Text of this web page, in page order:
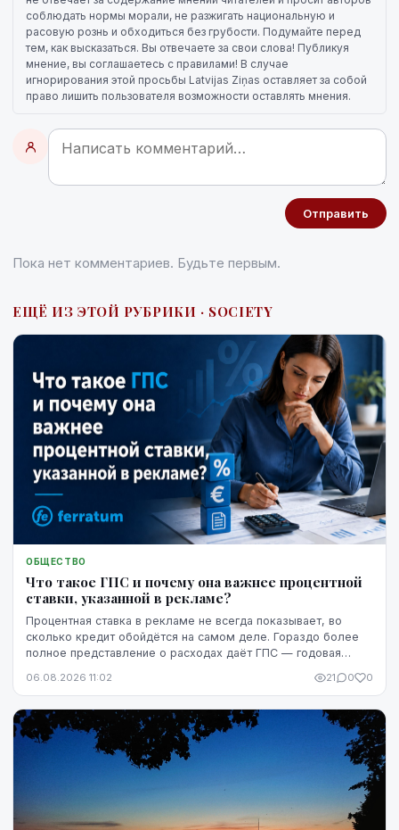
соблюдать нормы морали, не разжигать национальную и
расовую рознь и обходиться без грубости. Подумайте перед
тем, как высказаться. Вы отвечаете за свои слова! Публикуя
мнение, вы соглашаетесь с правилами! В случае
игнорирования этой просьбы Latvijas Ziņas оставляет за собой
право лишить пользователя возможности оставлять мнения.
Отправить
Пока нет комментариев. Будьте первым.
ЕЩЁ ИЗ ЭТОЙ РУБРИКИ · SOCIETY
ОБЩЕСТВО
Что такое ГПС и почему она важнее процентной
ставки, указанной в рекламе?
Процентная ставка в рекламе не всегда показывает, во
сколько кредит обойдётся на самом деле. Гораздо более
полное представление о расходах даёт ГПС — годовая
06.08.2026 11:02 21 0 0